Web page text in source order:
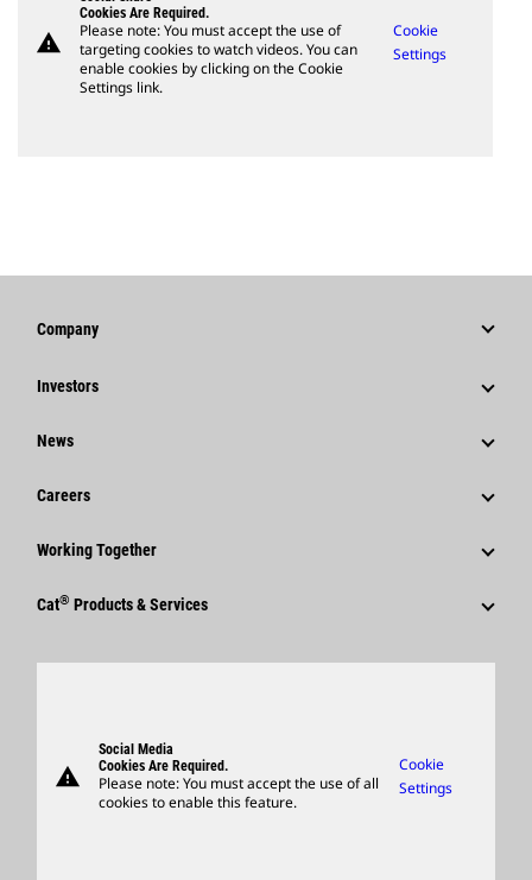
warning
Cookies Are Required.
Please note: You must accept the use of
targeting cookies to watch videos. You can
enable cookies by clicking on the Cookie
Settings link.
Cookie
Settings
Company
Strategy
Caterpillar Foundation
Code Of Conduct
Investors
Stock Information
Events & Presentations
Quarterly Financial Results
News
News & Features
Social Media
Careers
Why Caterpillar?
Search & Apply
Working Together
Employees
Caterpillar Ventures
Licensing
Cat® Products & Services
Merchandise
warning
Social Media
Cookies Are Required.
Please note: You must accept the use of all
cookies to enable this feature.
Cookie
Settings